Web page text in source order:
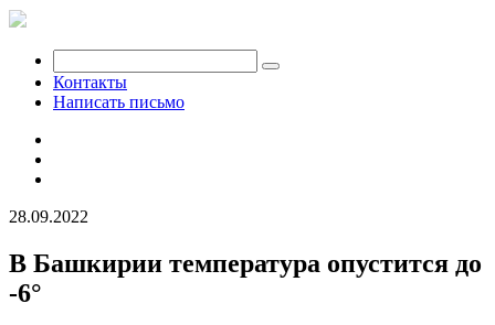
Контакты
Написать письмо
28.09.2022
В Башкирии температура опустится до
-6°